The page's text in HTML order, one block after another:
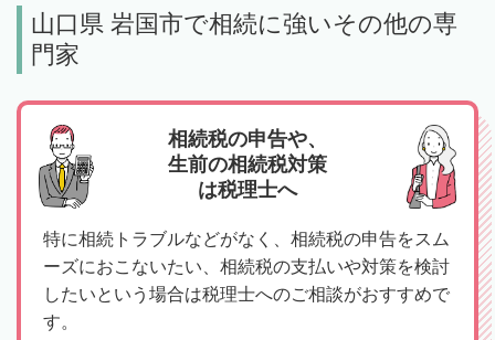
山口県 岩国市で相続に強いその他の専
門家
相続税の申告や、
生前の相続税対策
は税理士へ
特に相続トラブルなどがなく、相続税の申告をスム
ーズにおこないたい、相続税の支払いや対策を検討
したいという場合は税理士へのご相談がおすすめで
す。